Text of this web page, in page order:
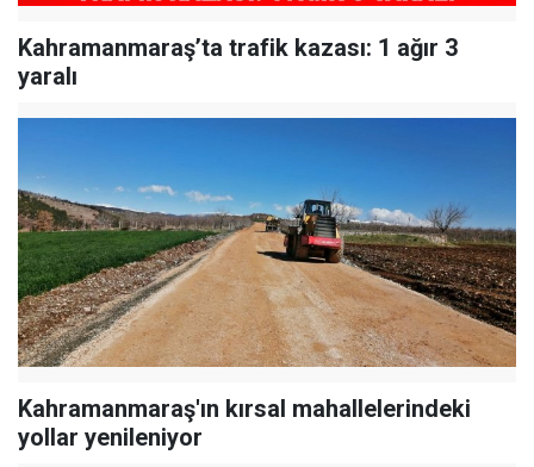
Kahramanmaraş’ta trafik kazası: 1 ağır 3
yaralı
Kahramanmaraş'ın kırsal mahallelerindeki
yollar yenileniyor